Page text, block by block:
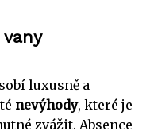
luxusně a
nevýhody, které je
zvážit. Absence